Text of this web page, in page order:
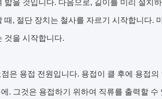
밟을 것입니다. 다음으로, 길이를 미리 설치
때, 절단 장치는 철사를 자르기 시작합니다.
것을 시작합니다.
은 용접 전원입니다. 용접이 클 후에 용접
. 그것은 용접하기 위하여 직류를 출력할 수